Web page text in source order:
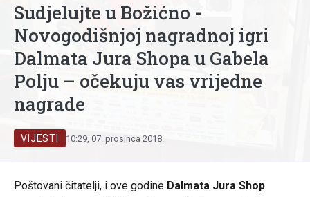
Sudjelujte u Božićno -
Novogodišnjoj nagradnoj igri
Dalmata Jura Shopa u Gabela
Polju – očekuju vas vrijedne
nagrade
VIJESTI 10:29, 07. prosinca 2018.
Poštovani čitatelji, i ove godine Dalmata Jura Shop